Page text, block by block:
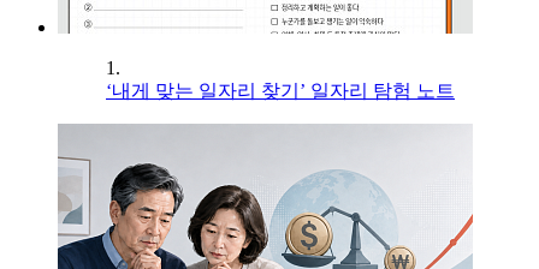
1.
‘내게 맞는 일자리 찾기’ 일자리 탐험 노트